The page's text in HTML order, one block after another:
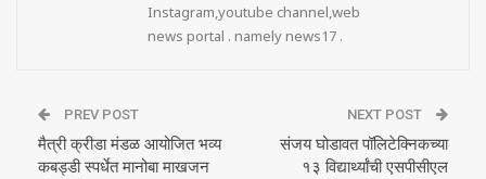
Instagram,youtube channel,web
news portal . namely news17 .
PREV POST
मैत्री क्रीडा मंडळ आयोजित भव्य
कबड्डी स्पर्धेत मानोबा माखजन
NEXT POST
संजय घोडावत पॉलिटेक्निकच्या
१३ विद्यार्थ्यांची एसपीसीएल